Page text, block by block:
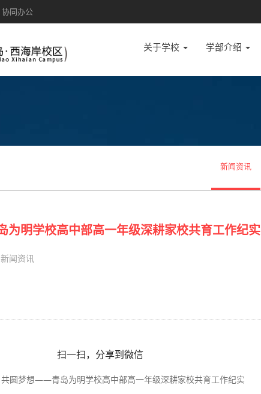
协同办公
关于学校 学部介绍
新闻资讯
明学校高中部高一年级深耕家校共育工作纪实
新闻资讯
扫一扫，分享到微信